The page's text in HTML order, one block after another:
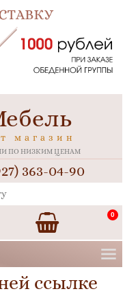
магазин
ПО НИЗКИМ ЦЕНАМ
363-04-90
0
ссылке